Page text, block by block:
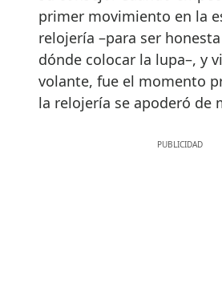
primer movimiento en la
relojería –para ser
dónde colocar la lupa–, y
volante, fue el momento
la relojería se apoderó de